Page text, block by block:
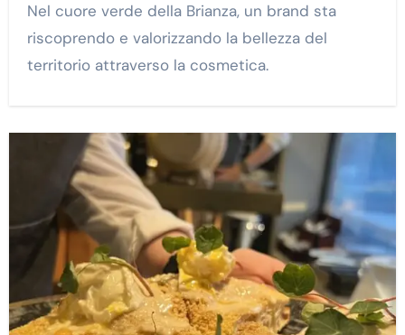
Nel cuore verde della Brianza, un brand sta
riscoprendo e valorizzando la bellezza del
territorio attraverso la cosmetica.